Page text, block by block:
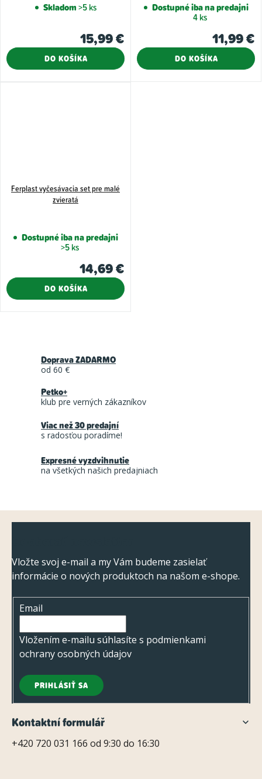
Skladom>5 ks
15,99 €
DO KOŠÍKA
Dostupné iba na predajni
4 ks
11,99 €
DO KOŠÍKA
Ferplast vyčesávacia set pre malé
zvieratá
Dostupné iba na predajni
>5 ks
14,69 €
DO KOŠÍKA
d
e
p
v
v
ý
p
u
Doprava ZADARMO
od 60 €
Petko+
klub pre verných zákazníkov
Viac než 30 predajní
s radosťou poradíme!
Expresné vyzdvihnutie
na všetkých našich predajniach
Vložte svoj e-mail a my Vám budeme zasielať
informácie o nových produktoch na našom e-shope.
Email
Vložením e-mailu súhlasíte s podmienkami
ochrany osobných údajov
PRIHLÁSIŤ SA
Kontaktní formulář
+420 720 031 166 od 9:30 do 16:30